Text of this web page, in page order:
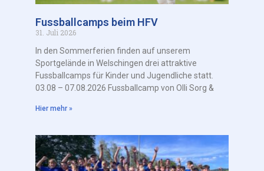
Fussballcamps beim HFV
31. Juli 2026
In den Sommerferien finden auf unserem
Sportgelände in Welschingen drei attraktive
Fussballcamps für Kinder und Jugendliche statt.
03.08 – 07.08.2026 Fussballcamp von Olli Sorg &
Hier mehr »